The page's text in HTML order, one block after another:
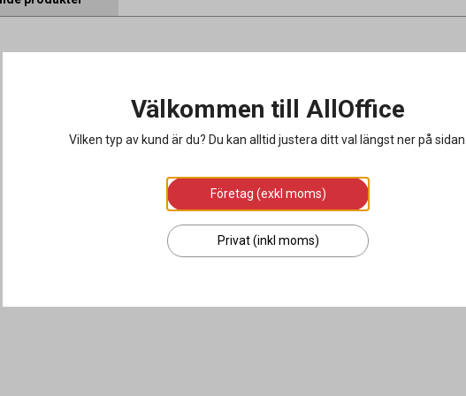
Välkommen till AllOffice
Vilken typ av kund är du? Du kan alltid justera ditt val längst ner på
Företag (exkl moms)
Privat (inkl moms)